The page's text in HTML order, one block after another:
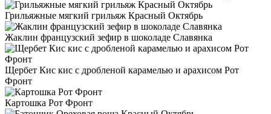
Грильяжные мягкий грильяж Красный Октябрь
Жаклин французский зефир в шоколаде Славянка
Щербет Кис кис с дробленой карамелью и арахисом Рот
Фронт
Картошка Рот Фронт